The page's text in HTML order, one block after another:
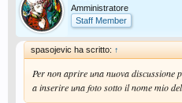
Amministratore
Staff Member
spasojevic ha scritto: ↑
Per non aprire una nuova discussione
a inserire una foto sotto il nome mio